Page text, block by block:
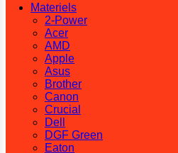
Materiels
2-Power
Acer
AMD
Apple
Asus
Brother
Canon
Crucial
Dell
DGF Green
Eaton